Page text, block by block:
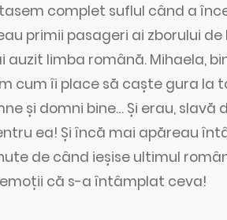
complet suflul când a
primii pasageri ai zborului
auzit limba română. Mihaela,
cum îi place să caște gura la
și domni bine… Și erau,
ea! Și încă mai apăreau
de când ieșise ultimul
că s-a întâmplat ceva!